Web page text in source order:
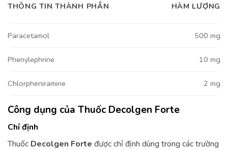
THÔNG TIN THÀNH PHẦN HÀM LƯỢNG
Paracetamol 500 mg
Phenylephrine 10 mg
Chlorpheniramine 2 mg
Công dụng của Thuốc Decolgen Forte
Chỉ định
Thuốc Decolgen Forte được chỉ định dùng trong các trường